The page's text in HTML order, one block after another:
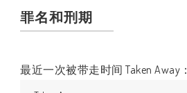
罪名和刑期
最近一次被带走时间 Taken Away：